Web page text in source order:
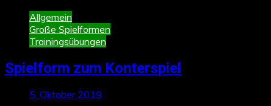
Allgemein
Große Spielformen
Trainingsübungen
Spielform zum Konterspiel
5. Oktober 2019